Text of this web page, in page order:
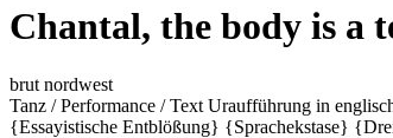
Chantal, the body is a
brut nordwest
Tanz / Performance / Text Uraufführung in
{Essayistische Entblößung} {Sprachekstase}